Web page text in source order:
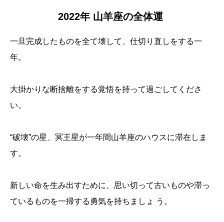
2022年 山羊座の全体運
一旦完成したものを全て壊して、仕切り直しをする一
年。
大掛かりな断捨離をする覚悟を持って過ごしてくださ
い。
“破壊”の星、冥王星が一年間山羊座のハウスに滞在しま
す。
新しい命を生み出すために、思い切って古いものや滞っ
ているものを一掃する勇気を持ちましょ う。